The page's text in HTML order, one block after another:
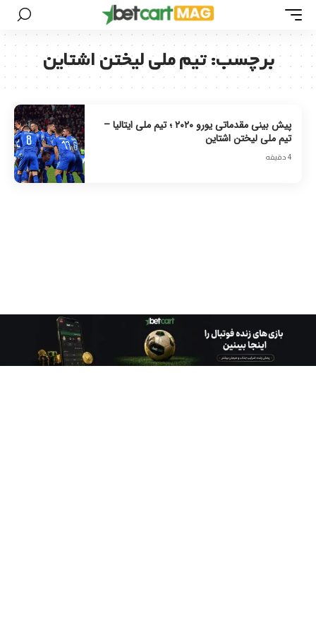
برچسب:تیم ملی لیختن اشتاین
پیش بینی مقدماتی یورو ۲۰۲۰ ؛ تیم ملی ایتالیا –
تیم ملی لیختن اشتاین
4 دقیقه